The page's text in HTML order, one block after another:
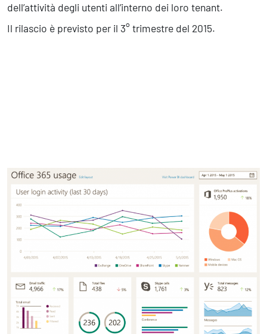
Digital
Modern Infrastructure
Efficientamento Aziendale
Project Management
Finanza & Gestione Economica
Risk Management
Sistemi di Gestione
Safety
Sicurezza sul Lavoro
Assistenza Ambientale
Sicurezza Alimentare
dell’attività degli utenti all’interno dei loro tenant.
Il rilascio è previsto per il 3° trimestre del 2015.